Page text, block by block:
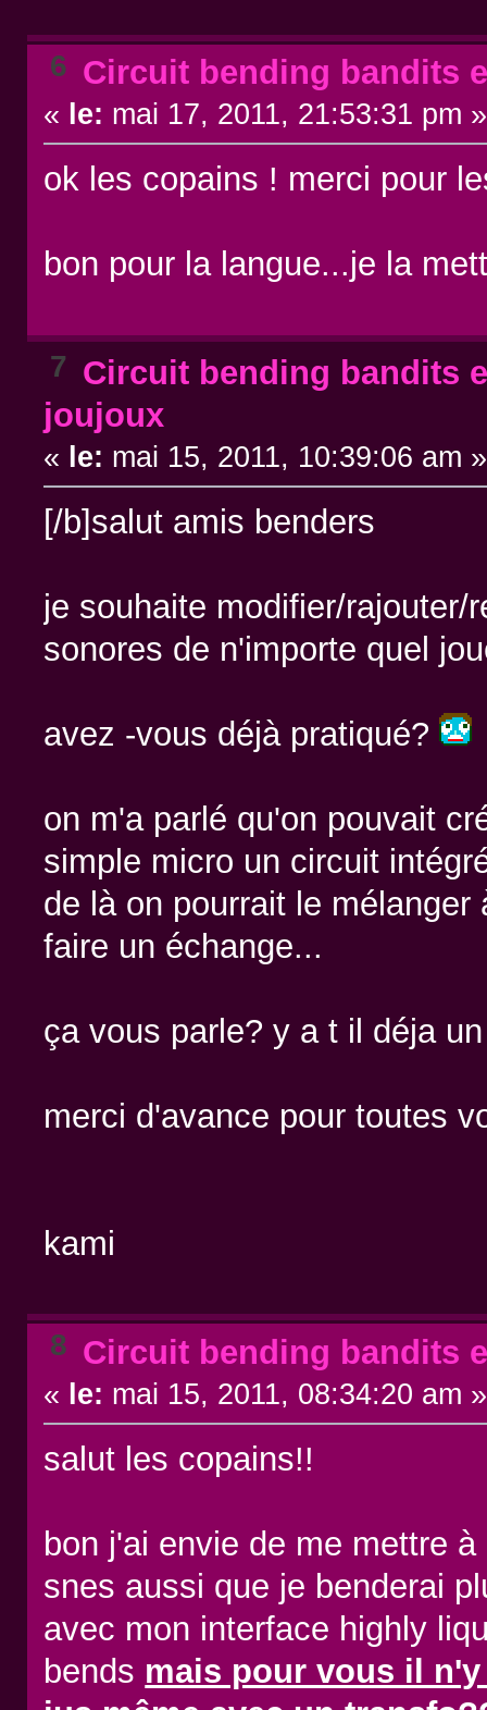
6 Circuit bending bandits
« le: mai 17, 2011, 21:53:31 pm »
ok les copains ! merci pour
bon pour la langue...je la
7 Circuit bending bandits
joujoux
« le: mai 15, 2011, 10:39:06 am »
[/b]salut amis benders
je souhaite modifier/
sonores de n'importe quel
avez -vous déjà pratiqué?
on m'a parlé qu'on pouvait
simple micro un circuit
de là on pourrait le
faire un échange...
ça vous parle? y a t il déja
merci d'avance pour toutes
kami
8 Circuit bending bandits
« le: mai 15, 2011, 08:34:20 am »
salut les copains!!
bon j'ai envie de me mettre
snes aussi que je benderai
avec mon interface highly
bends mais pour vous il